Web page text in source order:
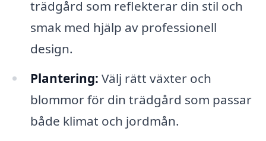
trädgård som reflekterar din stil och
smak med hjälp av professionell
design.
Plantering: Välj rätt växter och
blommor för din trädgård som passar
både klimat och jordmån.